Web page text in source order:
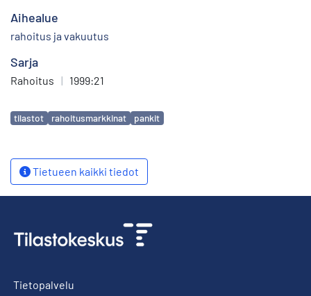
Aihealue
rahoitus ja vakuutus
Sarja
Rahoitus | 1999:21
Avainsanat
tilastot rahoitusmarkkinat pankit
Tietueen kaikki tiedot
Tietopalvelu